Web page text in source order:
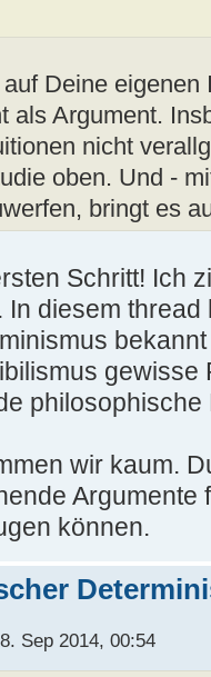
Deine eigenen
als Argument.
nicht
oben. Und -
bringt es
Schritt! Ich
diesem
wir kaum.
Argumente
können.
Sep 2014, 00:54